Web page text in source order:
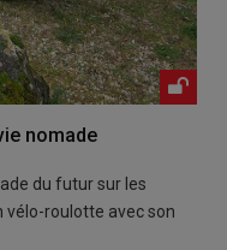
nomade
du futur sur les
vélo-roulotte avec son